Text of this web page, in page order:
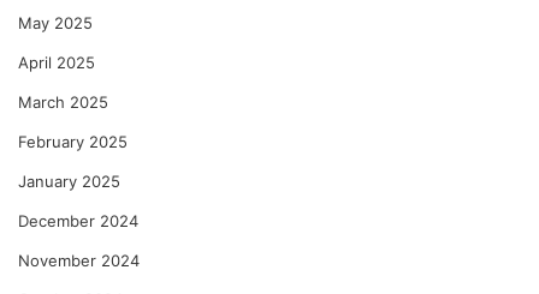
May 2025
April 2025
March 2025
February 2025
January 2025
December 2024
November 2024